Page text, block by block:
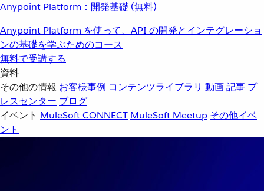
Anypoint Platform：開発基礎 (無料)
Anypoint Platform を使って、API の開発とインテグレーショ
ンの基礎を学ぶためのコース
無料で受講する
資料
その他の情報 お客様事例 コンテンツライブラリ 動画記事 プ
レスセンター ブログ
イベント MuleSoft CONNECT MuleSoft Meetup その他イベ
ント